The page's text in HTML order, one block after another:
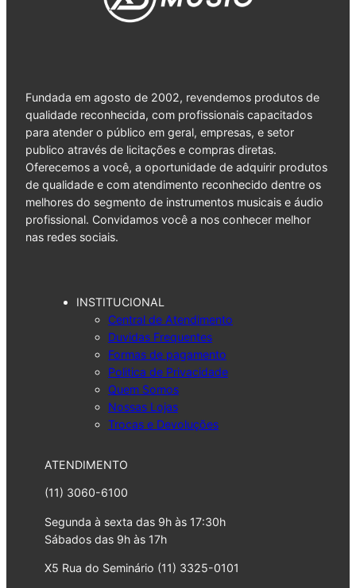
Fundada em agosto de 2002, revendemos produtos de
qualidade reconhecida, com profissionais capacitados
para atender o público em geral, empresas, e setor
publico através de licitações e compras diretas.
Oferecemos a você, a oportunidade de adquirir produtos
de qualidade e com atendimento reconhecido dentre os
melhores do segmento de instrumentos musicais e áudio
profissional. Convidamos você a nos conhecer melhor
nas redes sociais.
INSTITUCIONAL
Central de Atendimento
Duvidas Frequentes
Formas de pagamento
Politica de Privacidade
Quem Somos
Nossas Lojas
Trocas e Devoluções
ATENDIMENTO
(11) 3060-6100
Segunda à sexta das 9h às 17:30h
Sábados das 9h às 17h
X5 Rua do Seminário (11) 3325-0101